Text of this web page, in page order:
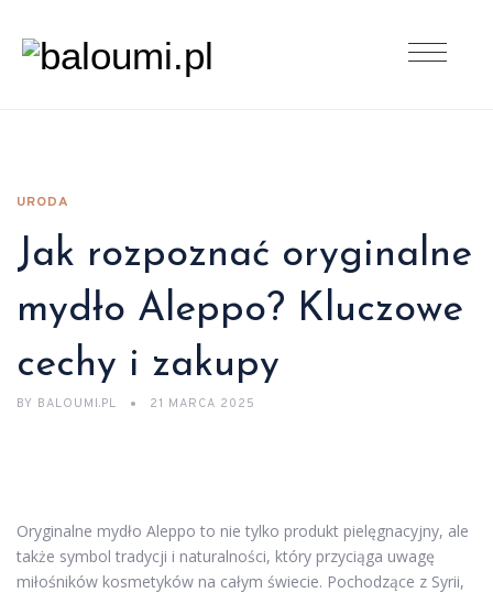
URODA
Jak rozpoznać oryginalne
mydło Aleppo? Kluczowe
cechy i zakupy
BY BALOUMI.PL 21 MARCA 2025
Oryginalne mydło Aleppo to nie tylko produkt pielęgnacyjny, ale
także symbol tradycji i naturalności, który przyciąga uwagę
miłośników kosmetyków na całym świecie. Pochodzące z Syrii,